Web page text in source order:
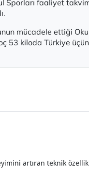
Sporları faaliyet
mücadele ettiği
53 kiloda Türkiye